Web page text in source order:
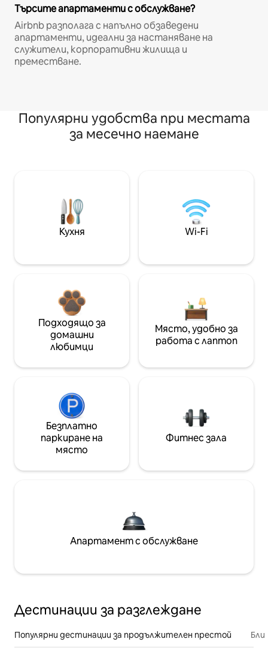
Търсите апартаменти с обслужване?
Airbnb разполага с напълно обзаведени
апартаменти, идеални за настаняване на
служители, корпоративни жилища и
преместване.
Популярни удобства при местата
за месечно наемане
Кухня Wi-Fi
Подходящо за
домашни
любимци
Място, удобно за
работа с лаптоп
Безплатно
паркиране на
място
Фитнес зала
Апартамент с обслужване
Дестинации за разглеждане
Популярни дестинации за продължителен престой